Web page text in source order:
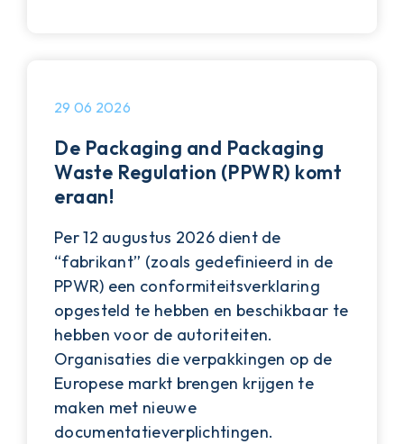
De Packaging and Packaging
Waste Regulation (PPWR) komt
eraan!
Per 12 augustus 2026 dient de
“fabrikant” (zoals gedefinieerd in de
PPWR) een conformiteitsverklaring
opgesteld te hebben en beschikbaar te
hebben voor de autoriteiten.
Organisaties die verpakkingen op de
Europese markt brengen krijgen te
maken met nieuwe
documentatieverplichtingen.
29 06 2026